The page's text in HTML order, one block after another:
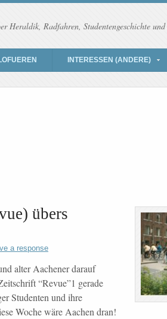
Heraldik, Radfahren, Studentengeschichte und
INTERESSEN (ANDERE)
übers
a response
alter Aachener darauf
“Revue”1 gerade
Studenten und ihre
Woche wäre Aachen dran!